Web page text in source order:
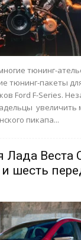
тюнинг-
тюнинг-пакеты
Ford F-Series.
увеличить
пикапа...
Лада Веста
шесть